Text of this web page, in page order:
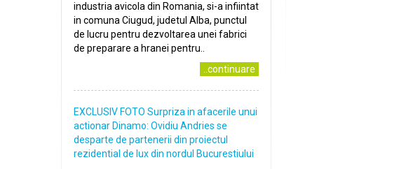
industria avicola din Romania, si-a infiintat
in comuna Ciugud, judetul Alba, punctul
de lucru pentru dezvoltarea unei fabrici
de preparare a hranei pentru..
..continuare
EXCLUSIV FOTO Surpriza in afacerile unui
actionar Dinamo: Ovidiu Andries se
desparte de partenerii din proiectul
rezidential de lux din nordul Bucurestiului